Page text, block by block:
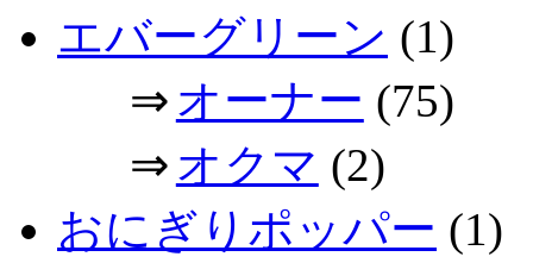
エバーグリーン (1)
⇒ オーナー (75)
⇒ オクマ (2)
おにぎりポッパー (1)